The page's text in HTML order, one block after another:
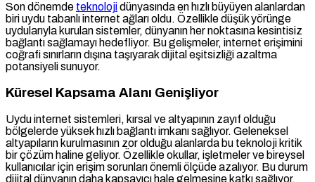
Son dönemde teknolojidünyasında en hızlı büyüyen alanlardan
biri uydu tabanlı internet ağları oldu. Özellikle düşük yörünge
uydularıyla kurulan sistemler, dünyanın her noktasına kesintisiz
bağlantı sağlamayı hedefliyor. Bu gelişmeler, internet erişimini
coğrafi sınırların dışına taşıyarak dijital eşitsizliği azaltma
potansiyeli sunuyor.
Küresel Kapsama Alanı Genişliyor
Uydu internet sistemleri, kırsal ve altyapının zayıf olduğu
bölgelerde yüksek hızlı bağlantı imkanı sağlıyor. Geleneksel
altyapıların kurulmasının zor olduğu alanlarda bu teknoloji kritik
bir çözüm haline geliyor. Özellikle okullar, işletmeler ve bireysel
kullanıcılar için erişim sorunları önemli ölçüde azalıyor. Bu durum
dijital dünyanın daha kapsayıcı hale gelmesine katkı sağlıyor.